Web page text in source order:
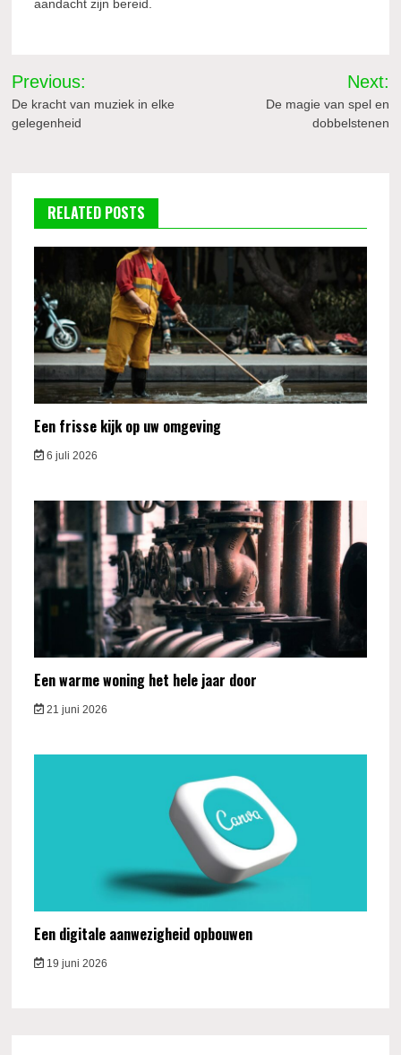
aandacht zijn bereid.
Bericht
navigatie
Previous:
De kracht van muziek in elke
gelegenheid
Next:
De magie van spel en
dobbelstenen
RELATED POSTS
Een frisse kijk op uw omgeving
6 juli 2026
Een warme woning het hele jaar door
21 juni 2026
Een digitale aanwezigheid opbouwen
19 juni 2026